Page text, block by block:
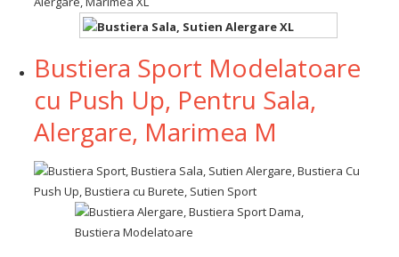
Bustiera Sport Modelatoare
cu Push Up, Pentru Sala,
Alergare, Marimea M